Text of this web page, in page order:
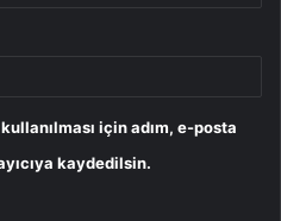
için adım, e-posta
kaydedilsin.